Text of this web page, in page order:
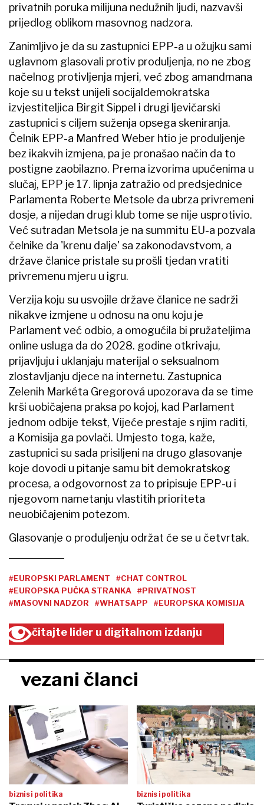
privatnih poruka milijuna nedužnih ljudi, nazvavši
prijedlog oblikom masovnog nadzora.
Zanimljivo je da su zastupnici EPP-a u ožujku sami
uglavnom glasovali protiv produljenja, no ne zbog
načelnog protivljenja mjeri, već zbog amandmana
koje su u tekst unijeli socijaldemokratska
izvjestiteljica Birgit Sippel i drugi ljevičarski
zastupnici s ciljem suženja opsega skeniranja.
Čelnik EPP-a Manfred Weber htio je produljenje
bez ikakvih izmjena, pa je pronašao način da to
postigne zaobilazno. Prema izvorima upućenima u
slučaj, EPP je 17. lipnja zatražio od predsjednice
Parlamenta Roberte Metsole da ubrza privremeni
dosje, a nijedan drugi klub tome se nije usprotivio.
Već sutradan Metsola je na summitu EU-a pozvala
čelnike da 'krenu dalje' sa zakonodavstvom, a
države članice pristale su prošli tjedan vratiti
privremenu mjeru u igru.
Verzija koju su usvojile države članice ne sadrži
nikakve izmjene u odnosu na onu koju je
Parlament već odbio, a omogućila bi pružateljima
online usluga da do 2028. godine otkrivaju,
prijavljuju i uklanjaju materijal o seksualnom
zlostavljanju djece na internetu. Zastupnica
Zelenih Markéta Gregorová upozorava da se time
krši uobičajena praksa po kojoj, kad Parlament
jednom odbije tekst, Vijeće prestaje s njim raditi,
a Komisija ga povlači. Umjesto toga, kaže,
zastupnici su sada prisiljeni na drugo glasovanje
koje dovodi u pitanje samu bit demokratskog
procesa, a odgovornost za to pripisuje EPP-u i
njegovom nametanju vlastitih prioriteta
neuobičajenim potezom.
Glasovanje o produljenju održat će se u četvrtak.
#EUROPSKI PARLAMENT
#CHAT CONTROL
#EUROPSKA PUČKA STRANKA
#PRIVATNOST
#MASOVNI NADZOR
#WHATSAPP #EUROPSKA KOMISIJA
čitajte lider u digitalnom izdanju
vezani članci
biznis i politika biznis i politika